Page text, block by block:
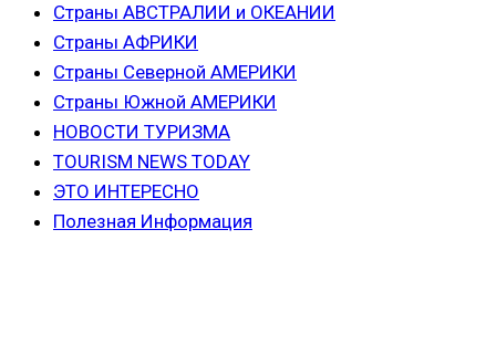
Страны АВСТРАЛИИ и ОКЕАНИИ
Страны АФРИКИ
Страны Северной АМЕРИКИ
Страны Южной АМЕРИКИ
НОВОСТИ ТУРИЗМА
TOURISM NEWS TODAY
ЭТО ИНТЕРЕСНО
Полезная Информация